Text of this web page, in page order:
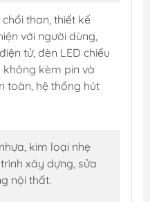
than, thiết kế
với người dùng,
tử, đèn LED chiếu
kèm pin và
toàn, hệ thống hút
kim loại nhẹ
xây dựng, sửa
nội thất.